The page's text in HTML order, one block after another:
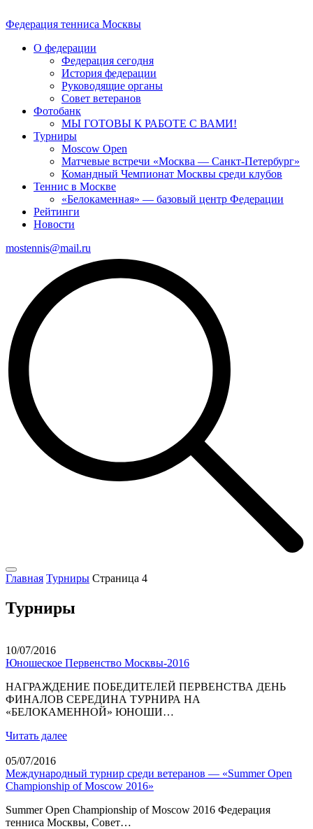
Федерация тенниса Москвы
О федерации
Федерация сегодня
История федерации
Руководящие органы
Совет ветеранов
Фотобанк
МЫ ГОТОВЫ К РАБОТЕ С ВАМИ!
Турниры
Moscow Open
Матчевые встречи «Москва — Санкт-Петербург»
Командный Чемпионат Москвы среди клубов
Теннис в Москве
«Белокаменная» — базовый центр Федерации
Рейтинги
Новости
mostennis@mail.ru
Главная Турниры Страница 4
Турниры
10/07/2016
Юношеское Первенство Москвы-2016
НАГРАЖДЕНИЕ ПОБЕДИТЕЛЕЙ ПЕРВЕНСТВА ДЕНЬ
ФИНАЛОВ СЕРЕДИНА ТУРНИРА НА
«БЕЛОКАМЕННОЙ» ЮНОШИ…
Читать далее
05/07/2016
Международный турнир среди ветеранов — «Summer Open
Championship of Moscow 2016»
Summer Open Championship of Moscow 2016 Федерация
тенниса Москвы, Совет…